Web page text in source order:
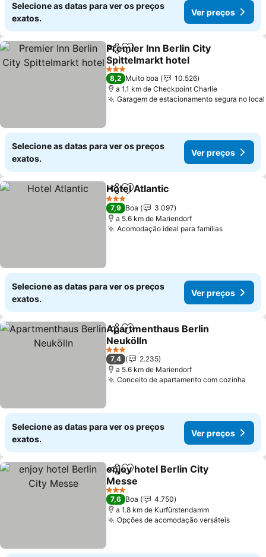
Selecione as datas para ver os preços
exatos.
Ver preços
PartilharAdicionar aos favoritos
Premier Inn Berlin City
Spittelmarkt hotel
Ver preços
3 Estrelas
8,2 Muito boa
10.526
a 1.1 km de Checkpoint Charlie
Garagem de estacionamento segura no local
Selecione as datas para ver os preços
exatos.
Ver preços
PartilharAdicionar aos favoritos
Hotel Atlantic
3 Estrelas
7,9 Boa
3.097
a 5.6 km de Mariendorf
Acomodação ideal para famíliasVer
Selecione as datas para ver os preços
exatos.
Ver preços
PartilharAdicionar aos favoritos
Apartmenthaus Berlin
Neukölln
Ver preços
3 Estrelas
7,4
2.235
a 5.6 km de Mariendorf
Conceito de apartamento com cozinha
Selecione as datas para ver os preços
exatos.
Ver preços
PartilharAdicionar aos favoritos
enjoy hotel Berlin City
Messe
Ver preços
3 Estrelas
7,6 Boa
4.750
a 1.8 km de Kurfürstendamm
Opções de acomodação versáteisVer